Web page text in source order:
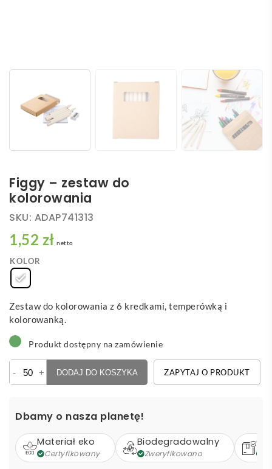
Figgy – zestaw do
kolorowania
SKU: ADAP741313
1,52 zł netto
KOLOR
Zestaw do kolorowania z 6 kredkami, temperówką i
kolorowanką.
Produkt dostępny na zamówienie
-
Figgy
do
kolorowania
+ DODAJ DO KOSZYKA ZAPYTAJ O PRODUKT
Dbamy o nasza planetę!
Materiał eko
Certyfikowany
Biodegradowalny
Zweryfikowano